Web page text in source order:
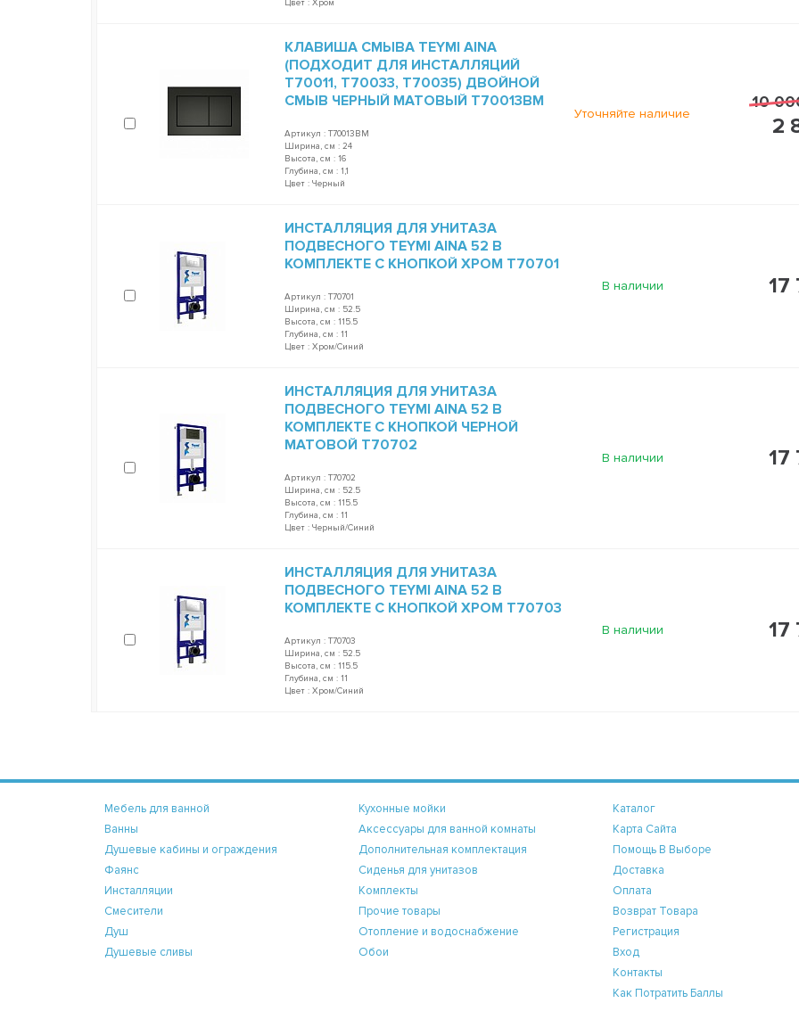
Цвет : Хром
КЛАВИША СМЫВА TEYMI AINA
(ПОДХОДИТ ДЛЯ ИНСТАЛЛЯЦИЙ
T70011, T70033, T70035) ДВОЙНОЙ
СМЫВ ЧЕРНЫЙ МАТОВЫЙ T70013BM
Артикул : T70013BM
Ширина, см : 24
Высота, см : 16
Глубина, см : 1,1
Цвет : Черный
Уточняйте наличие
10
2
ИНСТАЛЛЯЦИЯ ДЛЯ УНИТАЗА
ПОДВЕСНОГО TEYMI AINA 52 В
КОМПЛЕКТЕ С КНОПКОЙ ХРОМ T70701
Артикул : T70701
Ширина, см : 52.5
Высота, см : 115.5
Глубина, см : 11
Цвет : Хром/Синий
В наличии 17
ИНСТАЛЛЯЦИЯ ДЛЯ УНИТАЗА
ПОДВЕСНОГО TEYMI AINA 52 В
КОМПЛЕКТЕ С КНОПКОЙ ЧЕРНОЙ
МАТОВОЙ T70702
Артикул : T70702
Ширина, см : 52.5
Высота, см : 115.5
Глубина, см : 11
Цвет : Черный/Синий
В наличии 17
ИНСТАЛЛЯЦИЯ ДЛЯ УНИТАЗА
ПОДВЕСНОГО TEYMI AINA 52 В
КОМПЛЕКТЕ С КНОПКОЙ ХРОМ T70703
Артикул : T70703
Ширина, см : 52.5
Высота, см : 115.5
Глубина, см : 11
Цвет : Хром/Синий
В наличии 17
Мебель для ванной
Ванны
Душевые кабины и ограждения
Фаянс
Инсталляции
Смесители
Душ
Душевые сливы
Кухонные мойки
Аксессуары для ванной комнаты
Дополнительная комплектация
Сиденья для унитазов
Комплекты
Прочие товары
Отопление и водоснабжение
Обои
Каталог
Карта Сайта
Помощь В Выборе
Доставка
Оплата
Возврат Товара
Регистрация
Вход
Контакты
Как Потратить Баллы